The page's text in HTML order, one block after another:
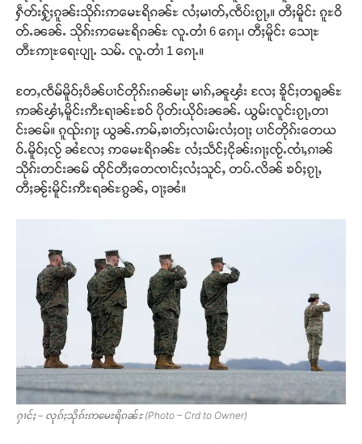
ႁဵတ်းႁႂ်ႈၵူၼ်းသိုၵ်းဢမေႊရိၵၼ်ႊ လႆႈမၢတ်ႇၸဵပ်းၵႂႃႇ။ တီႈမိူင်း ၵူႊဝိ
တ်ႉၼၼ်ႉ သိုၵ်းဢမေႊရိၵၼ်ႊ လူႉတၢႆ 6 ၵေႃႉ၊ တီႈမိူင်း သေႃႊ
တီႊဢႃႊရေးပျႃႉ သမ်ႉ လူႉတၢႆ 1 ၵေႃႉ။
တႄႇၸဵမ်မိူဝ်ႈပဵၼ်ပၢင်တိုၵ်းၵၼ်မႃး မၢၵ်ႇၼူၾႆး လႄႈ ၶိူင်ႈတရူၼ်ႊ
ဢၼ်ၾၢႆႇမိူင်းဢီႊရၢၼ်ႊၶဝ် ပိုတ်းယိုဝ်းၼၼ်ႉ ယွမ်းလူင်းၵႂႃႇတၢ
င်းၼမ်။ ၵူၺ်းၵႃႈ ယွၼ်ႉဢမ်ႇၶၢတ်ႈလၢမ်းလႆႈဝႃႈ ပၢင်တိုၵ်းတေယ
ဝ်ႉမိူဝ်ႈလႂ် ၼႆလႄႈ ဢမေႊရိၵၼ်ႊ လႆႈသဵင်ႈငိုၼ်းၵႃႈၸႂ်ႉၸၢႆႇၵၢၼ်
သိုၵ်းတင်းၼမ် ထိုင်တီႈတေၸၢင်ႈလႆႈသူင်ႇ တပ်ႉလိၼ် ၶဝ်ႈၵႂႃႇ
တီႈၼႂ်းမိူင်းဢီႊရၼ်ႊၵွၼ်ႇ ဝႃႈၼႆ။
ႁၢင်ႈ – လုၵ်ႈသိုၵ်းဢမေႊရိၵၼ်ႊ (Photo – Crd to Owner)